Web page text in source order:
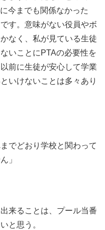
今までも関係なかった
す。意味がない役員やボ
なく、私が見ている生徒
いことにPTAの必要性を
前に生徒が安心して学業
いけないことは多々あり
でどおり学校と関わって
」
来ることは、プール当番
と思う。